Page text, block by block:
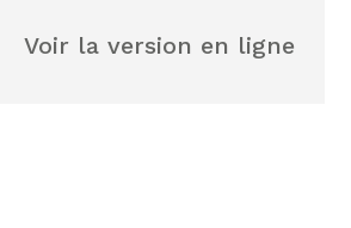
Voir la version en ligne